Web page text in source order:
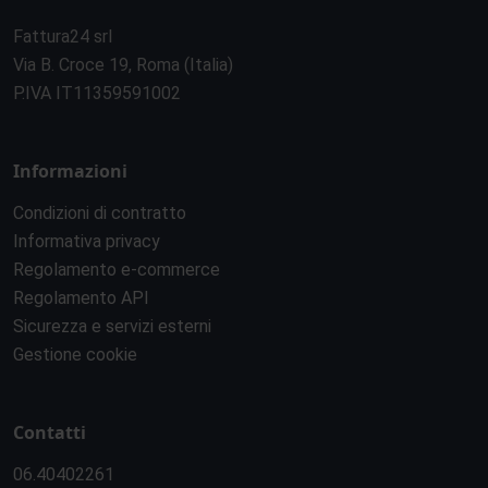
Fattura24 srl
Via B. Croce 19, Roma (Italia)
P.IVA IT11359591002
Informazioni
Condizioni di contratto
Informativa privacy
Regolamento e-commerce
Regolamento API
Sicurezza e servizi esterni
Gestione cookie
Contatti
06.40402261